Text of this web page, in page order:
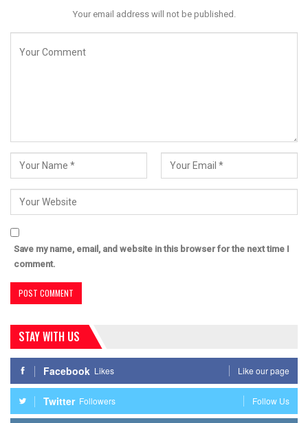
Your email address will not be published.
Save my name, email, and website in this browser for the next time I
comment.
STAY WITH US
Facebook Likes Like our page
Twitter Followers Follow Us